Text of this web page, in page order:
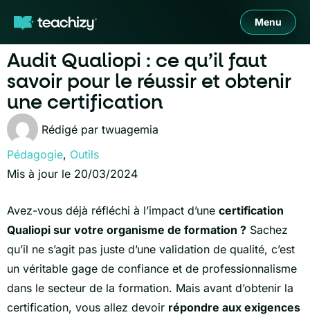
Menu
Audit Qualiopi : ce qu’il faut
savoir pour le réussir et obtenir
une certification
Rédigé par twuagemia
Pédagogie, Outils
Mis à jour le 20/03/2024
Avez-vous déjà réfléchi à l’impact d’une certification
Qualiopi sur votre organisme de formation ? Sachez
qu’il ne s’agit pas juste d’une validation de qualité, c’est
un véritable gage de confiance et de professionnalisme
dans le secteur de la formation. Mais avant d’obtenir la
certification, vous allez devoir répondre aux exigences